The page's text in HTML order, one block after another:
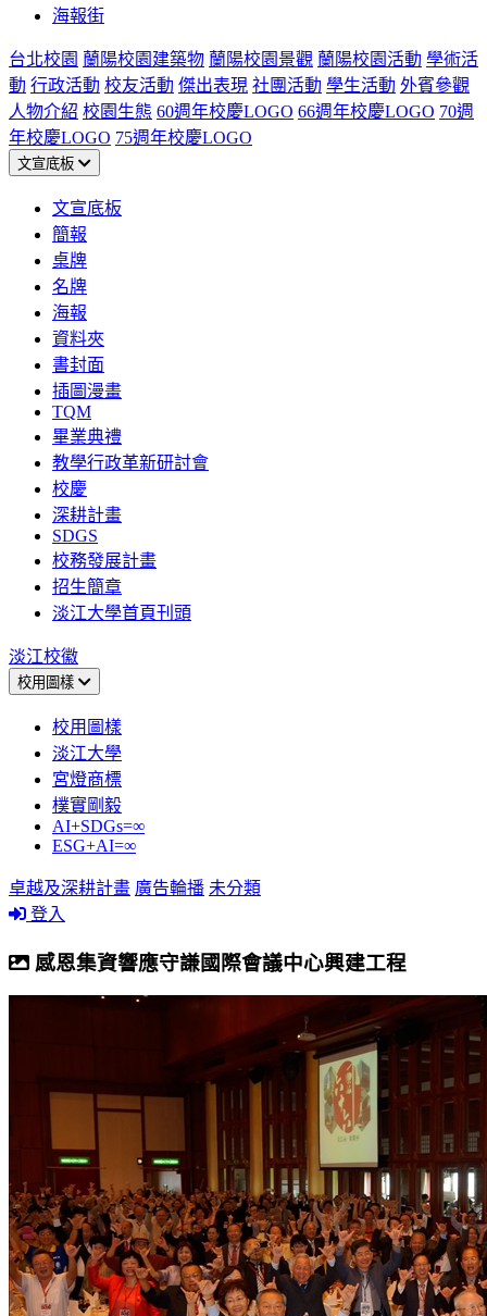
海報街
台北校園 蘭陽校園建築物 蘭陽校園景觀 蘭陽校園活動 學術活
動 行政活動 校友活動 傑出表現 社團活動 學生活動 外賓參觀
人物介紹 校園生態 60週年校慶LOGO 66週年校慶LOGO 70週
年校慶LOGO 75週年校慶LOGO
文宣底板
文宣底板
簡報
桌牌
名牌
海報
資料夾
書封面
插圖漫畫
TQM
畢業典禮
教學行政革新研討會
校慶
深耕計畫
SDGS
校務發展計畫
招生簡章
淡江大學首頁刊頭
淡江校徽
校用圖樣
校用圖樣
淡江大學
宮燈商標
樸實剛毅
AI+SDGs=∞
ESG+AI=∞
卓越及深耕計畫 廣告輪播 未分類
登入
感恩集資響應守謙國際會議中心興建工程